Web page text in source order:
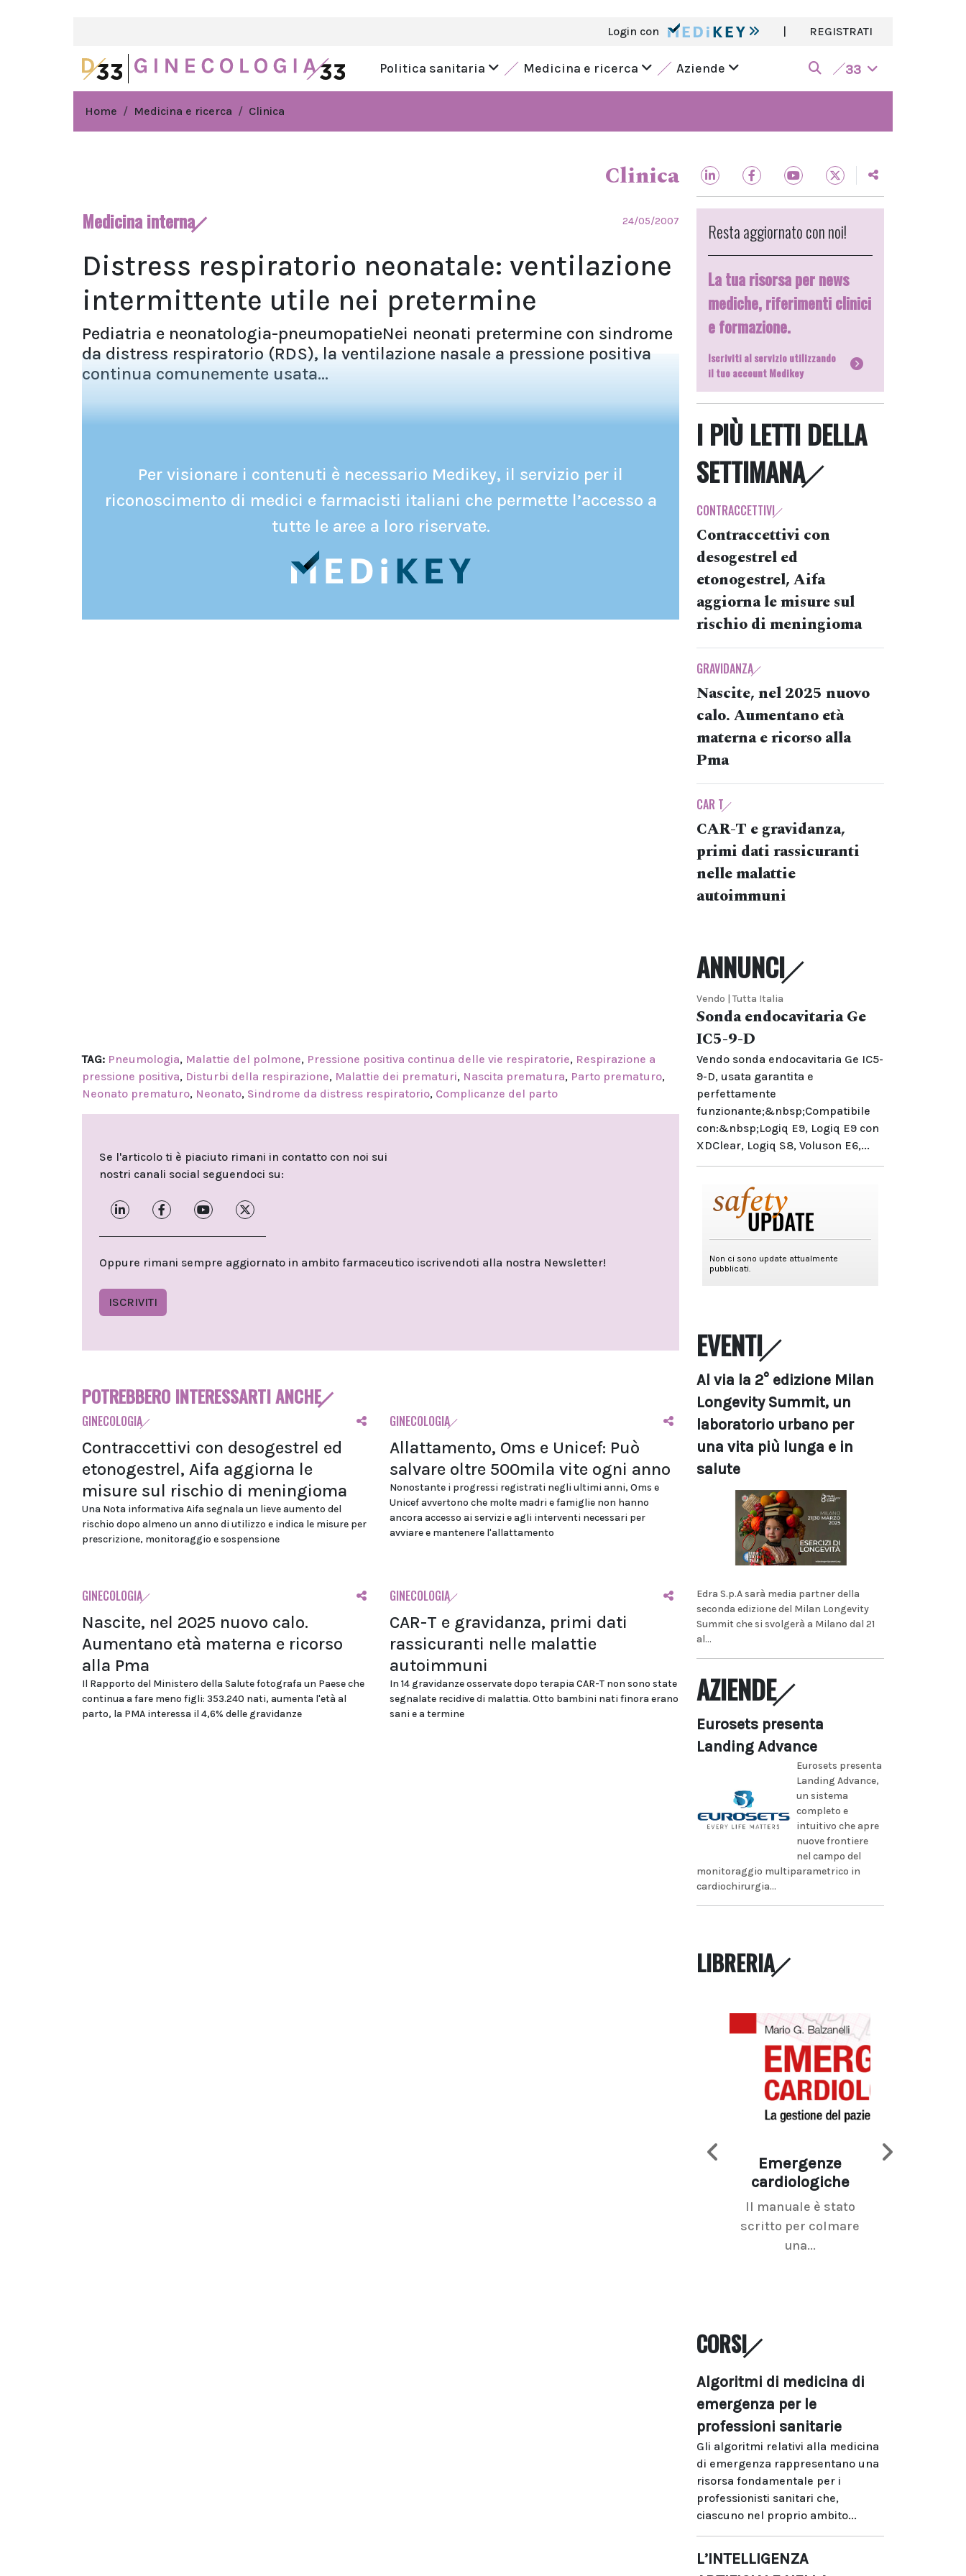
Login con | REGISTRATI
Politica sanitaria Medicina e ricerca Aziende 33
Home Medicina e ricerca Clinica
Clinica
Medicina interna 24/05/2007
Distress respiratorio neonatale: ventilazione
intermittente utile nei pretermine
Pediatria e neonatologia-pneumopatieNei neonati pretermine con sindrome
da distress respiratorio (RDS), la ventilazione nasale a pressione positiva
continua comunemente usata...
Per visionare i contenuti è necessario Medikey, il servizio per il
riconoscimento di medici e farmacisti italiani che permette l’accesso a
tutte le aree a loro riservate.
TAG: Pneumologia, Malattie del polmone, Pressione positiva continua delle vie respiratorie, Respirazione a
pressione positiva, Disturbi della respirazione, Malattie dei prematuri, Nascita prematura, Parto prematuro,
Neonato prematuro, Neonato, Sindrome da distress respiratorio, Complicanze del parto
Se l'articolo ti è piaciuto rimani in contatto con noi sui
nostri canali social seguendoci su:
Oppure rimani sempre aggiornato in ambito farmaceutico iscrivendoti alla nostra Newsletter!
ISCRIVITI
POTREBBERO INTERESSARTI ANCHE
GINECOLOGIA
Contraccettivi con desogestrel ed
etonogestrel, Aifa aggiorna le
misure sul rischio di meningioma
Una Nota informativa Aifa segnala un lieve aumento del
rischio dopo almeno un anno di utilizzo e indica le misure per
prescrizione, monitoraggio e sospensione
GINECOLOGIA
Allattamento, Oms e Unicef: Può
salvare oltre 500mila vite ogni anno
Nonostante i progressi registrati negli ultimi anni, Oms e
Unicef avvertono che molte madri e famiglie non hanno
ancora accesso ai servizi e agli interventi necessari per
avviare e mantenere l'allattamento
GINECOLOGIA
Nascite, nel 2025 nuovo calo.
Aumentano età materna e ricorso
alla Pma
Il Rapporto del Ministero della Salute fotografa un Paese che
continua a fare meno figli: 353.240 nati, aumenta l'età al
parto, la PMA interessa il 4,6% delle gravidanze
GINECOLOGIA
CAR-T e gravidanza, primi dati
rassicuranti nelle malattie
autoimmuni
In 14 gravidanze osservate dopo terapia CAR-T non sono state
segnalate recidive di malattia. Otto bambini nati finora erano
sani e a termine
Resta aggiornato con noi!
La tua risorsa per news
mediche, riferimenti clinici
e formazione.
Iscriviti al servizio utilizzando
il tuo account Medikey
I PIÙ LETTI DELLA
SETTIMANA
CONTRACCETTIVI
Contraccettivi con
desogestrel ed
etonogestrel, Aifa
aggiorna le misure sul
rischio di meningioma
GRAVIDANZA
Nascite, nel 2025 nuovo
calo. Aumentano età
materna e ricorso alla
Pma
CAR T
CAR-T e gravidanza,
primi dati rassicuranti
nelle malattie
autoimmuni
ANNUNCI
Vendo | Tutta Italia
Sonda endocavitaria Ge
IC5-9-D
Vendo sonda endocavitaria Ge IC5-
9-D, usata garantita e
perfettamente
funzionante;&nbsp;Compatibile
con:&nbsp;Logiq E9, Logiq E9 con
XDClear, Logiq S8, Voluson E6,...
EVENTI
Al via la 2° edizione Milan
Longevity Summit, un
laboratorio urbano per
una vita più lunga e in
salute
Edra S.p.A sarà media partner della
seconda edizione del Milan Longevity
Summit che si svolgerà a Milano dal 21
al...
AZIENDE
Eurosets presenta
Landing Advance
Eurosets presenta
Landing Advance,
un sistema
completo e
intuitivo che apre
nuove frontiere
nel campo del
monitoraggio multiparametrico in
cardiochirurgia...
LIBRERIA
Emergenze
cardiologiche
Il manuale è stato
scritto per colmare
una...
CORSI
Algoritmi di medicina di
emergenza per le
professioni sanitarie
Gli algoritmi relativi alla medicina
di emergenza rappresentano una
risorsa fondamentale per i
professionisti sanitari che,
ciascuno nel proprio ambito...
L’INTELLIGENZA